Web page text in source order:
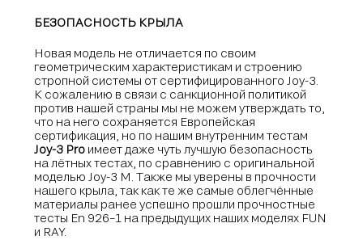
БЕЗОПАСНОСТЬ КРЫЛА
Новая модель не отличается по своим
геометрическим характеристикам и строению
стропной системы от сертифицированного Joy-3.
К сожалению в связи с санкционной политикой
против нашей страны мы не можем утверждать то,
что на него сохраняется Европейская
сертификация, но по нашим внутренним тестам
Joy-3 Pro имеет даже чуть лучшую безопасность
на лётных тестах, по сравнению с оригинальной
моделью Joy-3 M. Также мы уверены в прочности
нашего крыла, так как те же самые облегчённые
материалы ранее успешно прошли прочностные
тесты En 926−1 на предыдущих наших моделях FUN
и RAY.